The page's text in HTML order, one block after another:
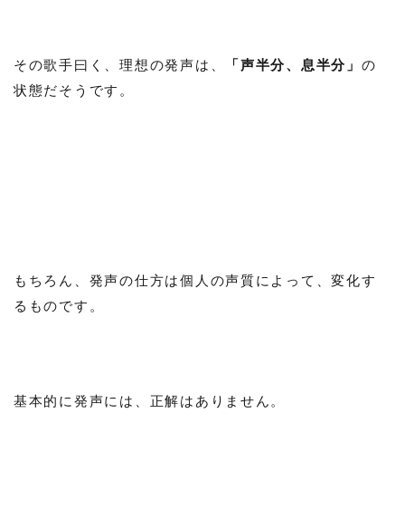
その歌手曰く、理想の発声は、 「声半分、息半分」 の
状態だそうです。
もちろん、発声の仕方は個人の声質によって、変化す
るものです。
基本的に発声には、正解はありません。